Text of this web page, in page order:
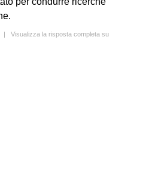
| Visualizza la risposta completa su